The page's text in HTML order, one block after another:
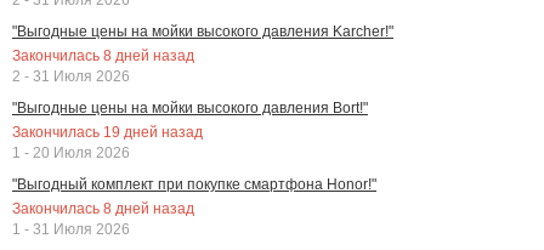
"Выгодные цены на мойки высокого давления Karcher!"
Закончилась 8 дней назад
2 - 31 Июля 2026
"Выгодные цены на мойки высокого давления Bort!"
Закончилась 19 дней назад
1 - 20 Июля 2026
"Выгодный комплект при покупке смартфона Honor!"
Закончилась 8 дней назад
1 - 31 Июля 2026